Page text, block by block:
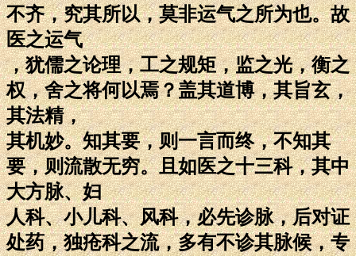
不齐，究其所以，莫非运气之所为也。故
医之运气
，犹儒之论理，工之规矩，监之光，衡之
权，舍之将何以焉？盖其道博，其旨玄，
其法精，
其机妙。知其要，则一言而终，不知其
要，则流散无穷。且如医之十三科，其中
大方脉、妇
人科、小儿科、风科，必先诊脉，后对证
处药，独疮科之流，多有不诊其脉候，专